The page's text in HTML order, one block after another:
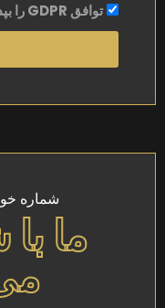
توافق GDPR را بپذیرید
شماره
ما